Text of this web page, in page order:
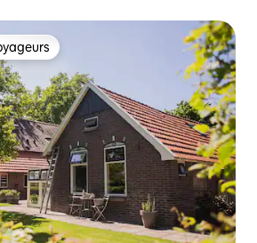
les plus appréciés